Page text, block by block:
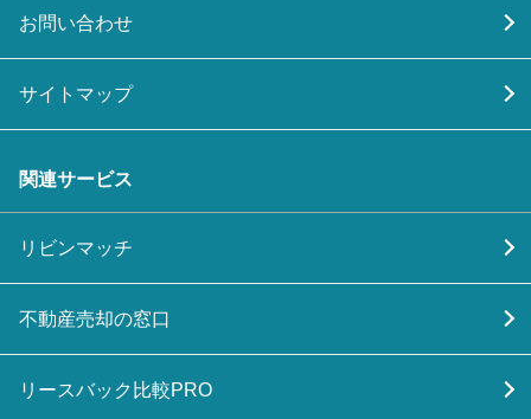
お問い合わせ
サイトマップ
関連サービス
リビンマッチ
不動産売却の窓口
リースバック比較PRO